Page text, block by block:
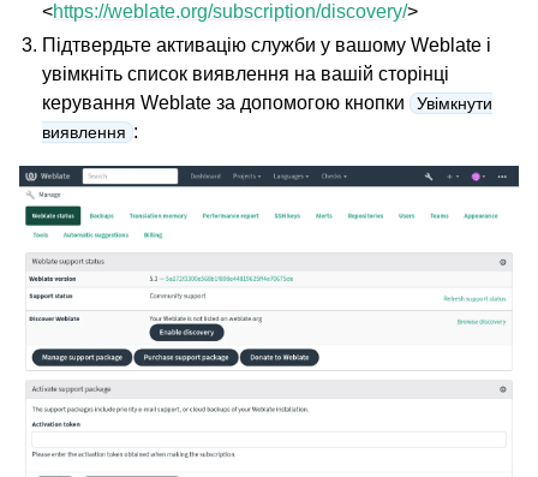
<https://weblate.org/subscription/discovery/>
Підтвердьте активацію служби у вашому Weblate і
увімкніть список виявлення на вашій сторінці
керування Weblate за допомогою кнопки Увімкнути
виявлення :